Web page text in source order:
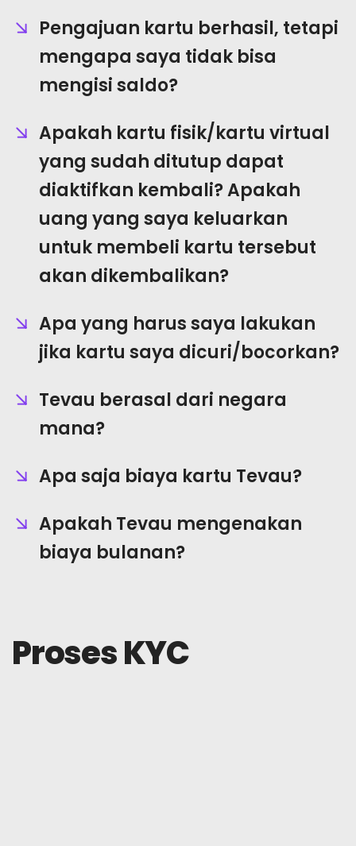
Pengajuan kartu berhasil, tetapi
mengapa saya tidak bisa
mengisi saldo?
Apakah kartu fisik/kartu virtual
yang sudah ditutup dapat
diaktifkan kembali? Apakah
uang yang saya keluarkan
untuk membeli kartu tersebut
akan dikembalikan?
Apa yang harus saya lakukan
jika kartu saya dicuri/bocorkan?
Tevau berasal dari negara
mana?
Apa saja biaya kartu Tevau?
Apakah Tevau mengenakan
biaya bulanan?
Proses KYC